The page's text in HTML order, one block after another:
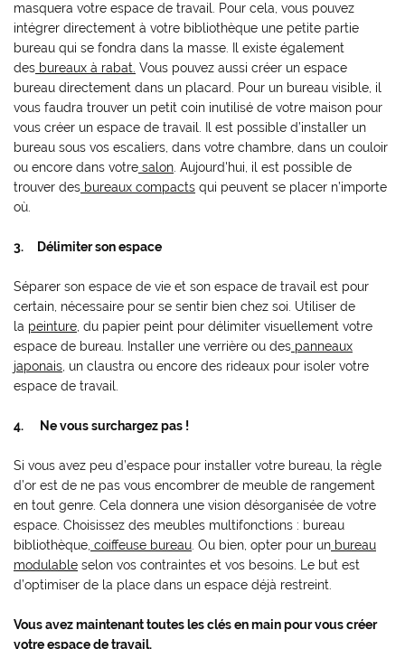
masquera votre espace de travail. Pour cela, vous pouvez
intégrer directement à votre bibliothèque une petite partie
bureau qui se fondra dans la masse. Il existe également
des bureaux à rabat. Vous pouvez aussi créer un espace
bureau directement dans un placard. Pour un bureau visible, il
vous faudra trouver un petit coin inutilisé de votre maison pour
vous créer un espace de travail. Il est possible d’installer un
bureau sous vos escaliers, dans votre chambre, dans un couloir
ou encore dans votre salon. Aujourd'hui, il est possible de
trouver des bureaux compacts qui peuvent se placer n’importe
où.
3. Délimiter son espace
Séparer son espace de vie et son espace de travail est pour
certain, nécessaire pour se sentir bien chez soi. Utiliser de
la peinture, du papier peint pour délimiter visuellement votre
espace de bureau. Installer une verrière ou des panneaux
japonais, un claustra ou encore des rideaux pour isoler votre
espace de travail.
4. Ne vous surchargez pas !
Si vous avez peu d’espace pour installer votre bureau, la règle
d’or est de ne pas vous encombrer de meuble de rangement
en tout genre. Cela donnera une vision désorganisée de votre
espace. Choisissez des meubles multifonctions : bureau
bibliothèque, coiffeuse bureau. Ou bien, opter pour un bureau
modulable selon vos contraintes et vos besoins. Le but est
d’optimiser de la place dans un espace déjà restreint.
Vous avez maintenant toutes les clés en main pour vous créer
votre espace de travail.